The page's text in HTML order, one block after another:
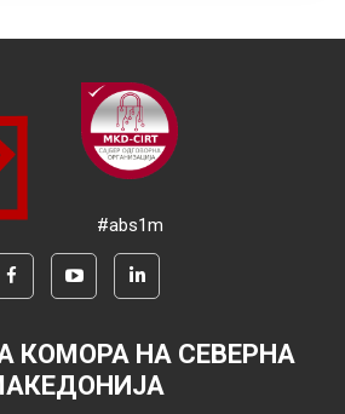
#abs1m
КОМОРА НА СЕВЕРНА